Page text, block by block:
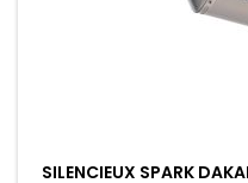
SILENCIEUX SPARK